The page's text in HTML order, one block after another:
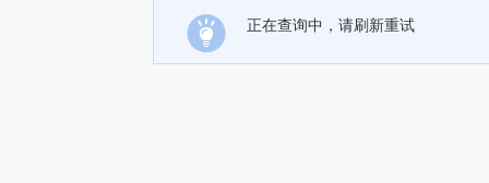
正在查询中，请刷新重试